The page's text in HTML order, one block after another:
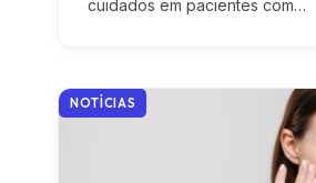
cuidados em pacientes com…
NOTÍCIAS